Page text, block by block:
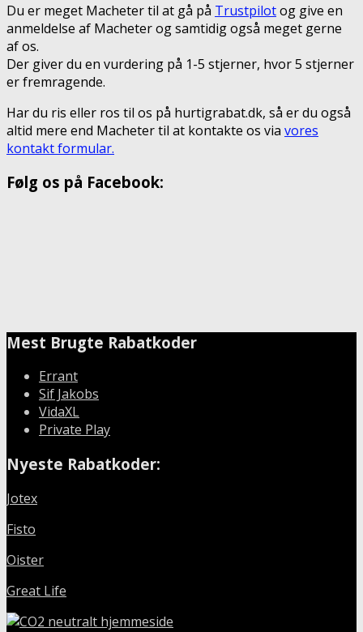
Du er meget Macheter til at gå på Trustpilotog give en
anmeldelse af Macheter og samtidig også meget gerne
af os.
Der giver du en vurdering på 1-5 stjerner, hvor 5 stjerner
er fremragende.
Har du ris eller ros til os på hurtigrabat.dk, så er du også
altid mere end Macheter til at kontakte os via vores
kontakt formular.
Følg os på Facebook:
Mest Brugte Rabatkoder
Errant
Sif Jakobs
VidaXL
Private Play
Nyeste Rabatkoder:
Jotex
Fisto
Oister
Great Life